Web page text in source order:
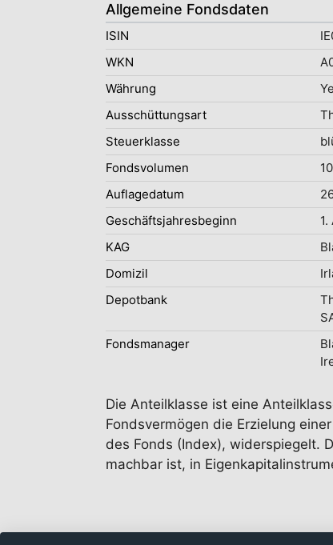
Allgemeine Fondsdaten
ISIN
WKN
Währung
Ausschüttungsart
Steuerklasse
Fondsvolumen
Auflagedatum
Geschäftsjahresbeginn
KAG
Domizil
Depotbank
Fondsmanager
Die Anteilklasse ist eine
Fondsvermögen die Erzielung
des Fonds (Index), widerspiegelt.
machbar ist, in